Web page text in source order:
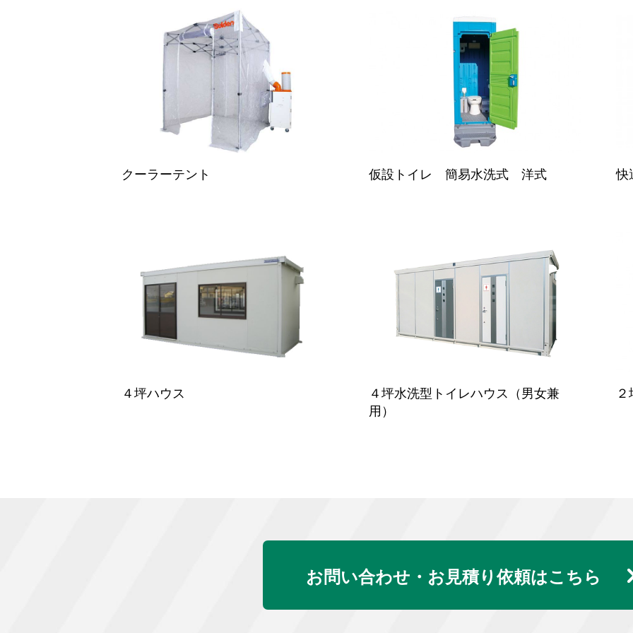
クーラーテント 仮設トイレ 簡易水洗式 洋式 快
４坪ハウス
４坪水洗型トイレハウス（男女兼
用）
お問い合わせ・お見積り依頼はこちら